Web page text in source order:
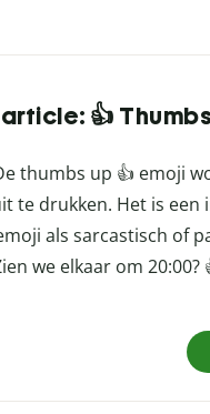
👍
thumbs up 👍 emoji
te drukken. Het is een
als sarcastisch of
we elkaar om